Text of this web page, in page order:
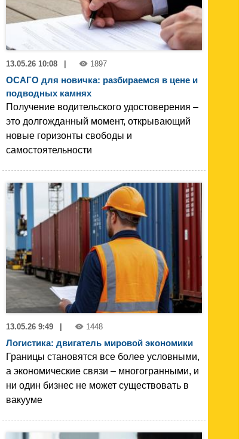
13.05.26 10:08 | 1897
ОСАГО для новичка: разбираемся в цене и
подводных камнях
Получение водительского удостоверения –
это долгожданный момент, открывающий
новые горизонты свободы и
самостоятельности
13.05.26 9:49 1448
Логистика: двигатель мировой экономики
Границы становятся все более условными,
а экономические связи – многогранными, и
ни один бизнес не может существовать в
вакууме